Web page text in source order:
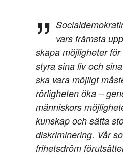
vars främsta
skapa möjligheter
styra sina liv och
ska vara möjligt
rörligheten öka –
människors
kunskap och sätta
diskriminering. Vår
frihetsdröm